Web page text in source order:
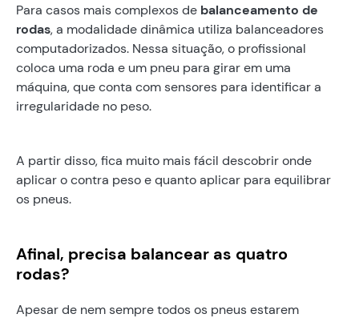
Para casos mais complexos de balanceamento de
rodas, a modalidade dinâmica utiliza balanceadores
computadorizados. Nessa situação, o profissional
coloca uma roda e um pneu para girar em uma
máquina, que conta com sensores para identificar a
irregularidade no peso.
A partir disso, fica muito mais fácil descobrir onde
aplicar o contra peso e quanto aplicar para equilibrar
os pneus.
Afinal, precisa balancear as quatro
rodas?
Apesar de nem sempre todos os pneus estarem